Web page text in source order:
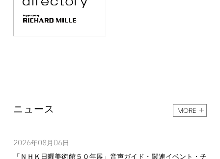
ニュース MORE
2026年08月 06日
「ＮＨＫ日曜美術館５０年展」音声ガイド・関連イベント・チ